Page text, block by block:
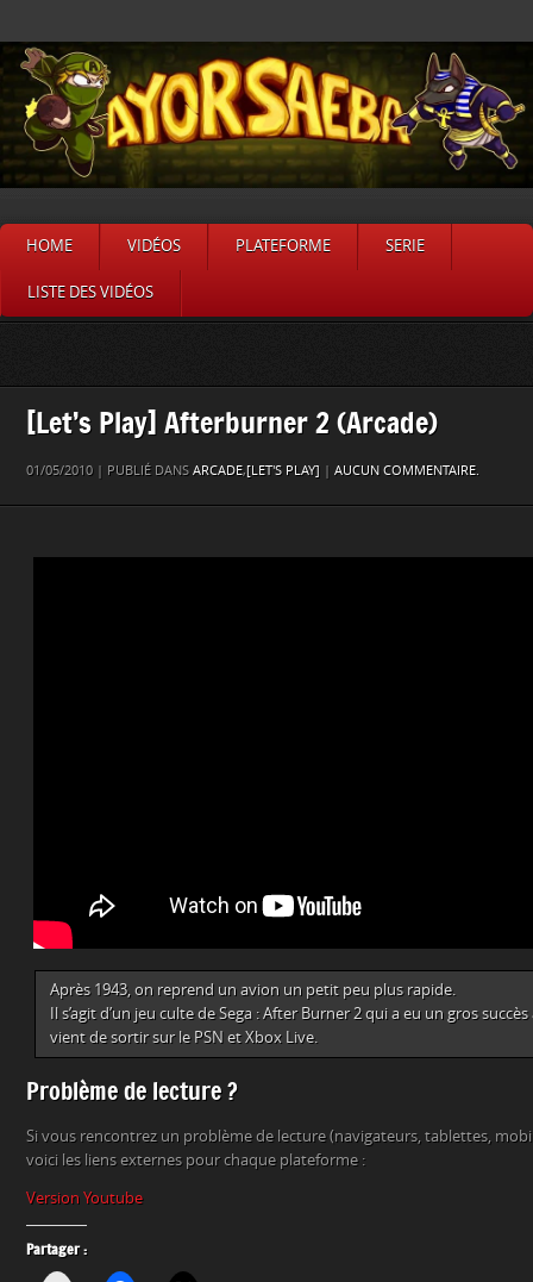
HOME VIDÉOS PLATEFORME SERIE
LISTE DES VIDÉOS
[Let’s Play] Afterburner 2 (Arcade)
01/05/2010 | PUBLIÉ DANS ARCADE,[LET'S PLAY] AUCUN COMMENTAIRE.
Après 1943, on reprend un avion un petit peu plus rapide.
Il s’agit d’un jeu culte de Sega : After Burner 2 qui a eu un gros
vient de sortir sur le PSN et Xbox Live.
Problème de lecture ?
Si vous rencontrez un problème de lecture (navigateurs, tablettes,
voici les liens externes pour chaque plateforme :
Version Youtube
Partager :